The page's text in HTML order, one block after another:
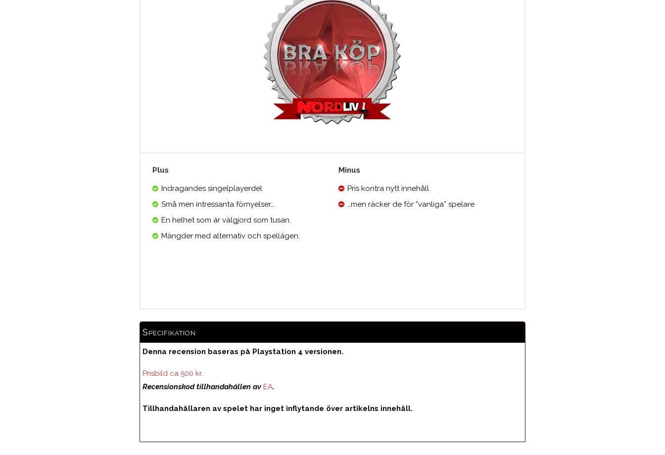
Plus
Indragandes singelplayerdel
Små men intressanta förnyelser…
En helhet som är välgjord som tusan.
Mängder med alternativ och spellägen.
Minus
Pris kontra nytt innehåll
…men räcker de för ”vanliga” spelare
Specifikation
Denna recension baseras på Playstation 4 versionen.
Prisbild ca 500 kr.
Recensionskod tillhandahållen av EA.
Tillhandahållaren av spelet har inget inflytande över artikelns innehåll.